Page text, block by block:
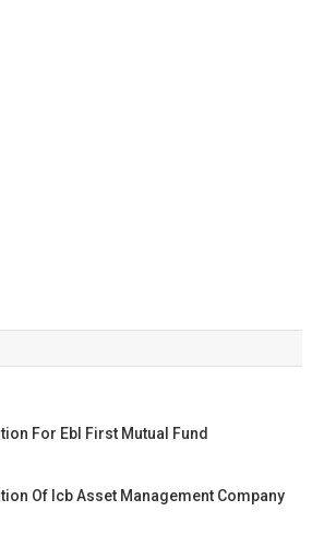
For Ebl First Mutual Fund
Of Icb Asset Management Company